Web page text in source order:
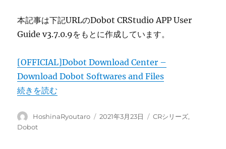
本記事は下記URLのDobot CRStudio APP User
Guide v3.7.0.9をもとに作成しています。
[OFFICIAL]Dobot Download Center –
Download Dobot Softwares and Files
“DOBOT CR5 Androidタブレットからの操作方法” の
続きを読む
投
稿
HoshinaRyoutaro
投
2021年3月23日
カ
CRシリーズ,
Dobot